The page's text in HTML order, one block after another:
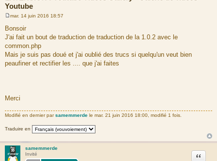
Youtube
s
s
g
e
mar. 14 juin 2016 18:57
Bonsoir
J'ai fait un bout de traduction de traduction de la 1.0.2 avec le
common.php
Mais je suis pas doué et j'ai oublié des trucs si quelqu'un veut bien
peaufiner et rectifier les .... que j'ai faites
Merci
Modifié en dernier parsamemmerde le mar. 21 juin 2016 18:00, modifié 1 fois.
Traduire en
samemmerde
Invité
Citation